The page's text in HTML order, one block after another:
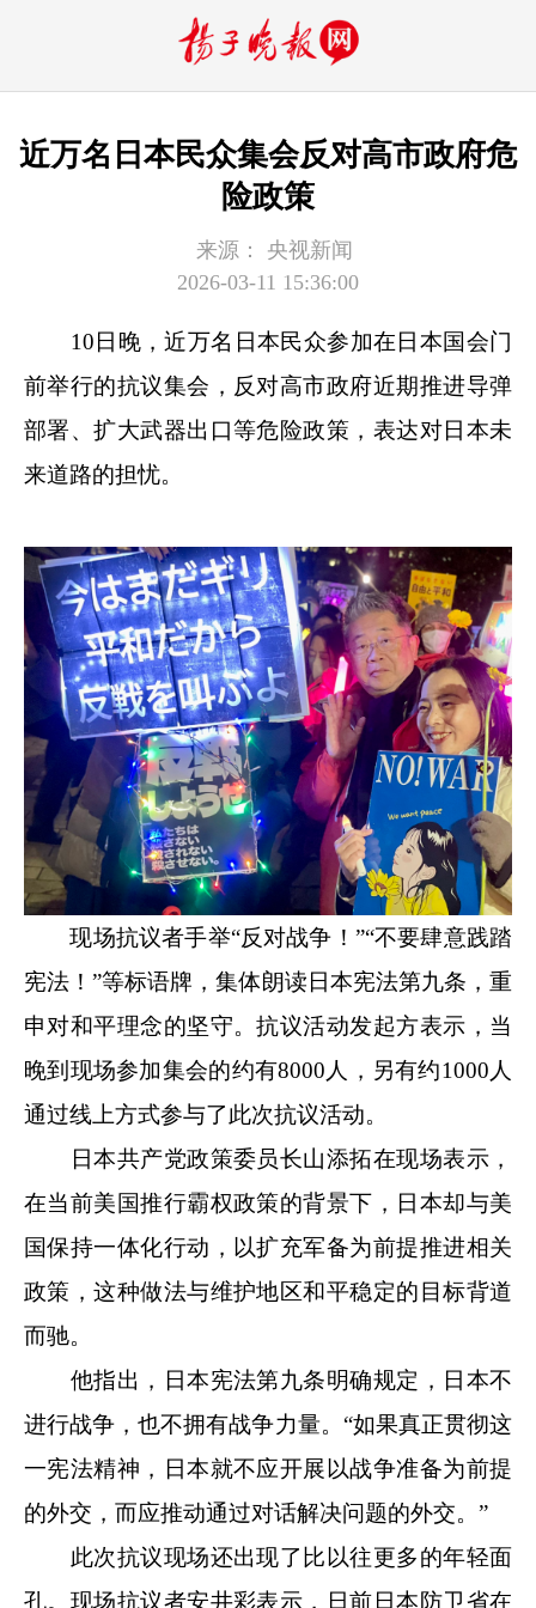
近万名日本民众集会反对高市政府危
险政策
来源：
央视新闻
2026-03-11 15:36:00
10日晚，近万名日本民众参加在日本国会门
前举行的抗议集会，反对高市政府近期推进导弹
部署、扩大武器出口等危险政策，表达对日本未
来道路的担忧。
现场抗议者手举“反对战争！”“不要肆意践踏
宪法！”等标语牌，集体朗读日本宪法第九条，重
申对和平理念的坚守。抗议活动发起方表示，当
晚到现场参加集会的约有8000人，另有约1000人
通过线上方式参与了此次抗议活动。
日本共产党政策委员长山添拓在现场表示，
在当前美国推行霸权政策的背景下，日本却与美
国保持一体化行动，以扩充军备为前提推进相关
政策，这种做法与维护地区和平稳定的目标背道
而驰。
他指出，日本宪法第九条明确规定，日本不
进行战争，也不拥有战争力量。“如果真正贯彻这
一宪法精神，日本就不应开展以战争准备为前提
的外交，而应推动通过对话解决问题的外交。”
此次抗议现场还出现了比以往更多的年轻面
孔。现场抗议者安井彩表示，日前日本防卫省在